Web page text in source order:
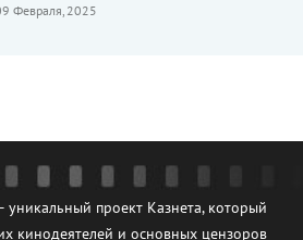
Февраля, 2025
проект Казнета, который
кинодеятелей и основных цензоров